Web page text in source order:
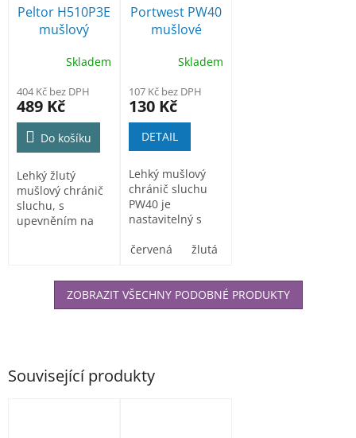
Související produkty
Peltor H510P3E
mušlový
na přilbu SNR
Skladem
404 Kč bez DPH
489 Kč
Do košíku
Lehký žlutý
mušlový chránič
sluchu, s
upevněním na
Portwest PW40
mušlové
SNR 28dB
Skladem
107 Kč bez DPH
130 Kč
DETAIL
Lehký mušlový
chránič sluchu
PW40 je
nastavitelný s
polštářky pro
červená žlutá
ZOBRAZIT VŠECHNY PODOBNÉ PRODUKTY